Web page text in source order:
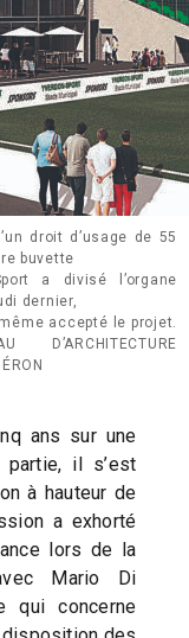
droit d’usage de 55
buvette
a divisé l’organe
dernier,
accepté le projet.
D’ARCHITECTURE
ans sur une
il s’est
à hauteur de
a exhorté
lors de la
Mario Di
qui concerne